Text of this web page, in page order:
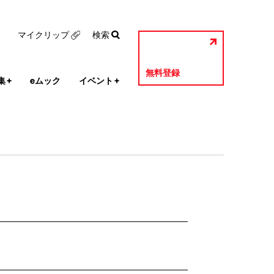
+ eムック イベント +
無料登録
マイクリップ 検索